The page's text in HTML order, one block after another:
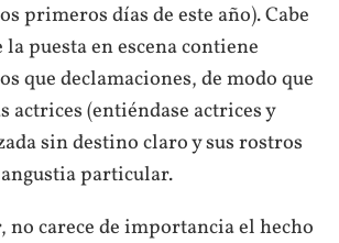
primeros días de este año). Cabe
puesta en escena contiene
que declamaciones, de modo que
actrices (entiéndase actrices y
sin destino claro y sus rostros
particular.
carece de importancia el hecho